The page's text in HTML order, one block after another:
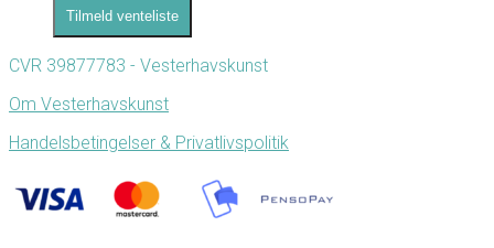
Tilmeld venteliste
CVR 39877783 - Vesterhavskunst
Om Vesterhavskunst
Handelsbetingelser & Privatlivspolitik